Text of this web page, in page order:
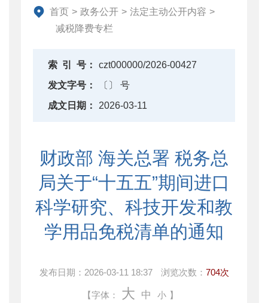
首页 > 政务公开 > 法定主动公开内容 >
减税降费专栏
索 引 号：
czt000000/2026-00427
发文字号：
〔〕 号
成文日期：
2026-03-11
财政部 海关总署 税务总
局关于“十五五”期间进口
科学研究、科技开发和教
学用品免税清单的通知
发布日期： 2026-03-11 18:37 浏览次数： 704次
【字体： 大 中 小 】